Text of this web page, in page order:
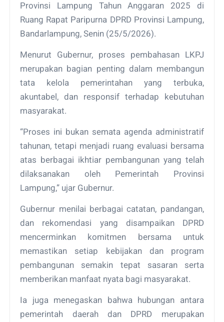
Provinsi Lampung Tahun Anggaran 2025 di
Ruang Rapat Paripurna DPRD Provinsi Lampung,
Bandarlampung, Senin (25/5/2026).
Menurut Gubernur, proses pembahasan LKPJ
merupakan bagian penting dalam membangun
tata kelola pemerintahan yang terbuka,
akuntabel, dan responsif terhadap kebutuhan
masyarakat.
“Proses ini bukan semata agenda administratif
tahunan, tetapi menjadi ruang evaluasi bersama
atas berbagai ikhtiar pembangunan yang telah
dilaksanakan oleh Pemerintah Provinsi
Lampung,” ujar Gubernur.
Gubernur menilai berbagai catatan, pandangan,
dan rekomendasi yang disampaikan DPRD
mencerminkan komitmen bersama untuk
memastikan setiap kebijakan dan program
pembangunan semakin tepat sasaran serta
memberikan manfaat nyata bagi masyarakat.
Ia juga menegaskan bahwa hubungan antara
pemerintah daerah dan DPRD merupakan